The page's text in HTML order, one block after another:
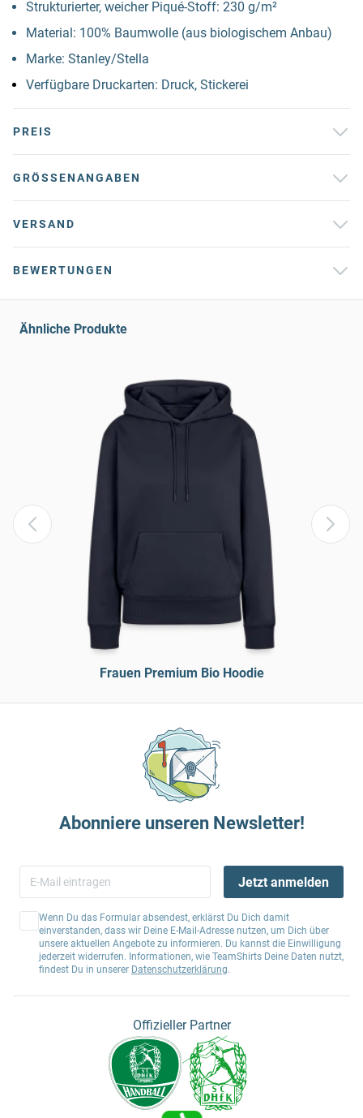
Strukturierter, weicher Piqué-Stoff: 230 g/m²
Material: 100% Baumwolle (aus biologischem Anbau)
Marke: Stanley/Stella
Verfügbare Druckarten: Druck, Stickerei
PREIS
GRÖSSENANGABEN
VERSAND
BEWERTUNGEN
Ähnliche Produkte
Frauen Premium Bio Hoodie
Abonniere unseren Newsletter!
Jetzt anmelden
Wenn Du das Formular absendest, erklärst Du Dich damit
einverstanden, dass wir Deine E-Mail-Adresse nutzen, um Dich über
unsere aktuellen Angebote zu informieren. Du kannst die Einwilligung
jederzeit widerrufen. Informationen, wie TeamShirts Deine Daten nutzt,
findest Du in unserer Datenschutzerklärung.
Offizieller Partner